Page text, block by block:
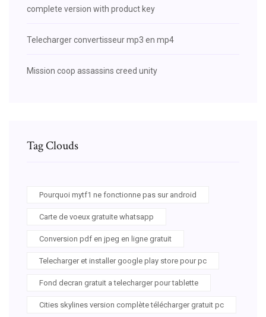
complete version with product key
Telecharger convertisseur mp3 en mp4
Mission coop assassins creed unity
Tag Clouds
Pourquoi mytf1 ne fonctionne pas sur android
Carte de voeux gratuite whatsapp
Conversion pdf en jpeg en ligne gratuit
Telecharger et installer google play store pour pc
Fond decran gratuit a telecharger pour tablette
Cities skylines version complète télécharger gratuit pc